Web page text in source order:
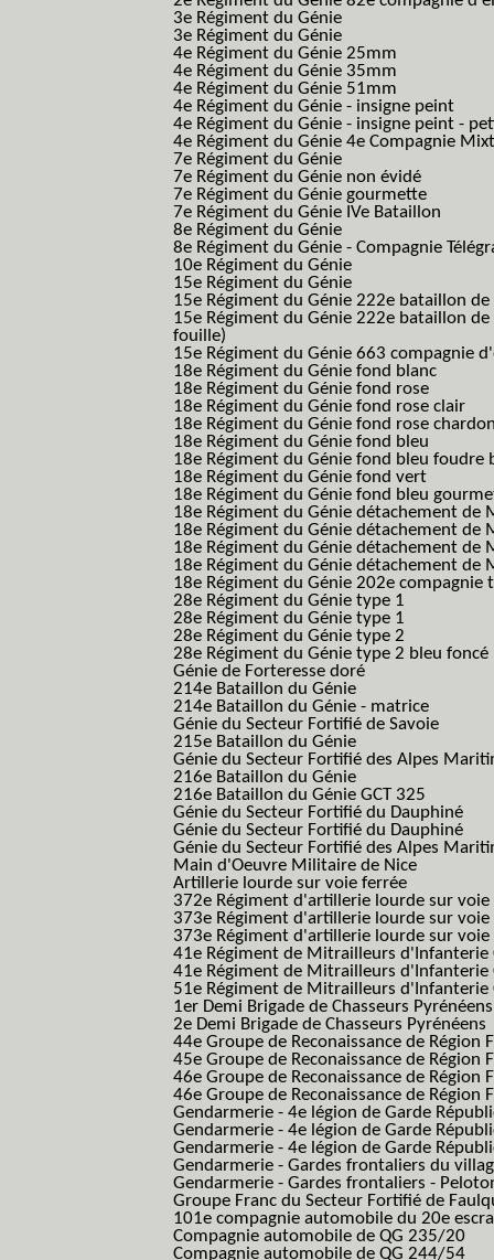
3e Régiment du Génie
3e Régiment du Génie
4e Régiment du Génie 25mm
4e Régiment du Génie 35mm
4e Régiment du Génie 51mm
4e Régiment du Génie - insigne peint
4e Régiment du Génie - insigne peint -
4e Régiment du Génie 4e Compagnie
7e Régiment du Génie
7e Régiment du Génie non évidé
7e Régiment du Génie gourmette
7e Régiment du Génie IVe Bataillon
8e Régiment du Génie
8e Régiment du Génie - Compagnie
10e Régiment du Génie
15e Régiment du Génie
15e Régiment du Génie 222e bataillon
15e Régiment du Génie 222e bataillon
fouille)
15e Régiment du Génie 663 compagnie
18e Régiment du Génie fond blanc
18e Régiment du Génie fond rose
18e Régiment du Génie fond rose clair
18e Régiment du Génie fond rose
18e Régiment du Génie fond bleu
18e Régiment du Génie fond bleu foudre
18e Régiment du Génie fond vert
18e Régiment du Génie fond bleu
18e Régiment du Génie détachement de
18e Régiment du Génie détachement de
18e Régiment du Génie détachement de
18e Régiment du Génie détachement de
18e Régiment du Génie 202e compagnie
28e Régiment du Génie type 1
28e Régiment du Génie type 1
28e Régiment du Génie type 2
28e Régiment du Génie type 2 bleu foncé
Génie de Forteresse doré
214e Bataillon du Génie
214e Bataillon du Génie - matrice
Génie du Secteur Fortifié de Savoie
215e Bataillon du Génie
Génie du Secteur Fortifié des Alpes
216e Bataillon du Génie
216e Bataillon du Génie GCT 325
Génie du Secteur Fortifié du Dauphiné
Génie du Secteur Fortifié du Dauphiné
Génie du Secteur Fortifié des Alpes
Main d'Oeuvre Militaire de Nice
Artillerie lourde sur voie ferrée
372e Régiment d'artillerie lourde sur voie
373e Régiment d'artillerie lourde sur voie
373e Régiment d'artillerie lourde sur
41e Régiment de Mitrailleurs d'Infanterie
41e Régiment de Mitrailleurs d'Infanterie
51e Régiment de Mitrailleurs d'Infanterie
1er Demi Brigade de Chasseurs Pyrénéens
2e Demi Brigade de Chasseurs Pyrénéens
44e Groupe de Reconaissance de Région
45e Groupe de Reconaissance de Région
46e Groupe de Reconaissance de Région
46e Groupe de Reconaissance de
Gendarmerie - 4e légion de Garde
Gendarmerie - 4e légion de Garde
Gendarmerie - 4e légion de Garde
Gendarmerie - Gardes frontaliers du
Gendarmerie - Gardes frontaliers -
Groupe Franc du Secteur Fortifié de
101e compagnie automobile du 20e
Compagnie automobile de QG 235/20
Compagnie automobile de QG 244/54